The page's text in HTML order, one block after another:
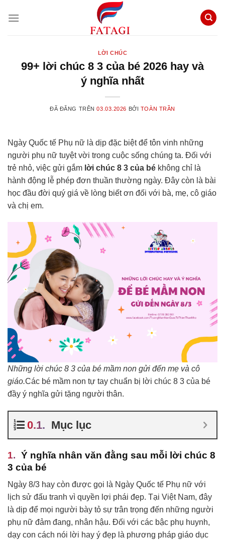
đến
LỜI CHÚC
99+ lời chúc 8 3 của bé 2026 hay và
ý nghĩa nhất
ĐÃ ĐĂNG TRÊN03.03.2026 BỞI TOÀN TRẦN
Ngày Quốc tế Phụ nữ là dịp đặc biệt để tôn vinh những
người phụ nữ tuyệt vời trong cuộc sống chúng ta. Đối với
trẻ nhỏ, việc gửi gắm lời chúc 8 3 của bé không chỉ là
hành động lễ phép đơn thuần thường ngày. Đây còn là bài
học đầu đời quý giá về lòng biết ơn đối với bà, mẹ, cô giáo
và chị em.
Những lời chúc 8 3 của bé mầm non gửi đến mẹ và cô
giáo.Các bé mầm non tự tay chuẩn bị lời chúc 8 3 của bé
đầy ý nghĩa gửi tặng người thân.
Mục lục
Ý nghĩa nhân văn đằng sau mỗi lời chúc 8
3 của bé
Ngày 8/3 hay còn được gọi là Ngày Quốc tế Phụ nữ với
lịch sử đấu tranh vì quyền lợi phái đẹp. Tại Việt Nam, đây
là dịp để mọi người bày tỏ sự trân trọng đến những người
phụ nữ đảm đang, nhân hậu. Đối với các bậc phụ huynh,
dạy con cách nói lời hay ý đẹp là phương pháp giáo dục